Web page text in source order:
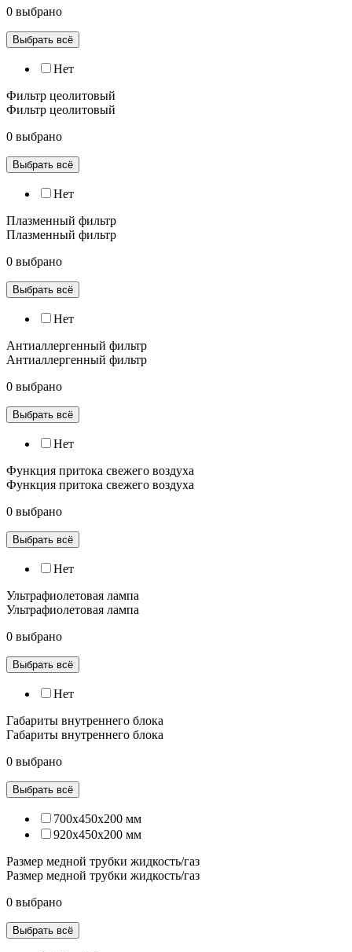
0 выбрано
Выбрать всё
Нет
Фильтр цеолитовый
Фильтр цеолитовый
0 выбрано
Выбрать всё
Нет
Плазменный фильтр
Плазменный фильтр
0 выбрано
Выбрать всё
Нет
Антиаллергенный фильтр
Антиаллергенный фильтр
0 выбрано
Выбрать всё
Нет
Функция притока свежего воздуха
Функция притока свежего воздуха
0 выбрано
Выбрать всё
Нет
Ультрафиолетовая лампа
Ультрафиолетовая лампа
0 выбрано
Выбрать всё
Нет
Габариты внутреннего блока
Габариты внутреннего блока
0 выбрано
Выбрать всё
700x450x200 мм
920x450x200 мм
Размер медной трубки жидкость/газ
Размер медной трубки жидкость/газ
0 выбрано
Выбрать всё